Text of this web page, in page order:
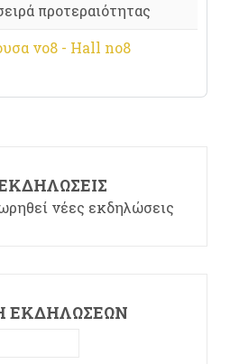
προτεραιότητας
νο8 - Hall no8
νέες εκδηλώσεις
ΕΚΔΗΛΏΣΕΩΝ